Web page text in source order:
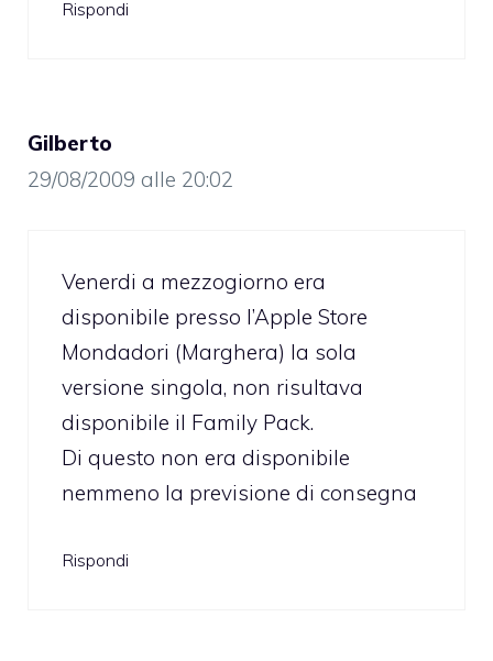
Rispondi
Gilberto
29/08/2009 alle 20:02
Venerdi a mezzogiorno era
disponibile presso l’Apple Store
Mondadori (Marghera) la sola
versione singola, non risultava
disponibile il Family Pack.
Di questo non era disponibile
nemmeno la previsione di consegna
Rispondi